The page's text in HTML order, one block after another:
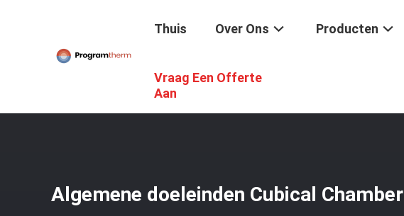
Thuis Over Ons Producten
Vraag Een Offerte
Aan
Industriële Kameroven /
Algemene doeleinden Cubical Chamber